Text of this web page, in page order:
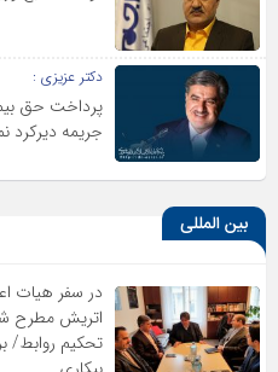
دکتر عزیزی :
جریمه دیرکرد
بین المللی
در سفر هیات
اتریش مطرح
تحکیم روابط/